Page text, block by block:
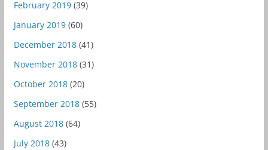
February 2019(39)
January 2019(60)
December 2018(41)
November 2018(31)
October 2018(20)
September 2018(55)
August 2018(64)
July 2018(43)